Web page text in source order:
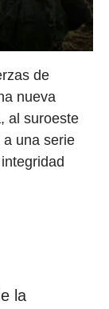
de
nueva
al suroeste
una serie
la